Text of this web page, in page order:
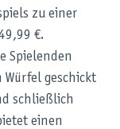
zu einer
€.
Spielenden
Würfel geschickt
schließlich
einen